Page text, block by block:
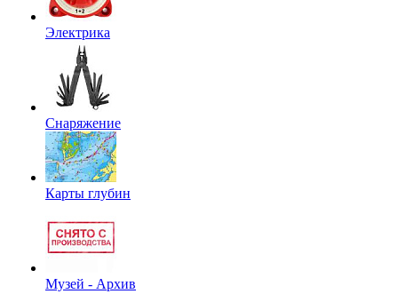
Электрика
Снаряжение
Карты глубин
Музей - Архив